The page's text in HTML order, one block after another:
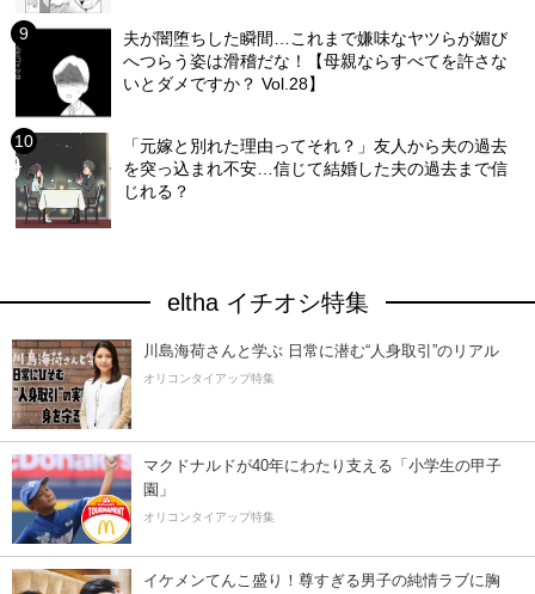
夫が闇堕ちした瞬間…これまで嫌味なヤツらが媚び
へつらう姿は滑稽だな！【母親ならすべてを許さな
いとダメですか？ Vol.28】
「元嫁と別れた理由ってそれ？」友人から夫の過去
を突っ込まれ不安…信じて結婚した夫の過去まで信
じれる？
eltha イチオシ特集
川島海荷さんと学ぶ 日常に潜む“人身取引”のリアル
オリコンタイアップ特集
マクドナルドが40年にわたり支える「小学生の甲子
園」
オリコンタイアップ特集
イケメンてんこ盛り！尊すぎる男子の純情ラブに胸